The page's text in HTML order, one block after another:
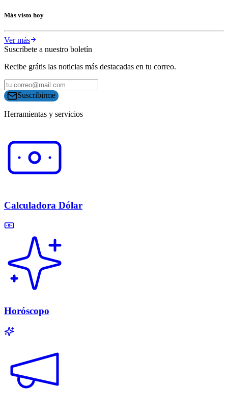
Más visto hoy
Ver más
Suscríbete a nuestro boletín
Recibe grátis las noticias más destacadas en tu correo.
Suscribirme
Herramientas y servicios
Calculadora Dólar
Horóscopo